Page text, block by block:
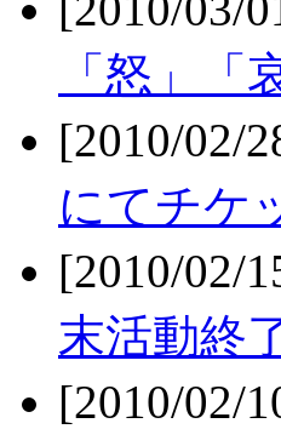
「怒」「
[2010/02/
にてチケ
[2010/02/
末活動終
[2010/02/